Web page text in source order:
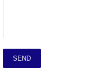
SEND